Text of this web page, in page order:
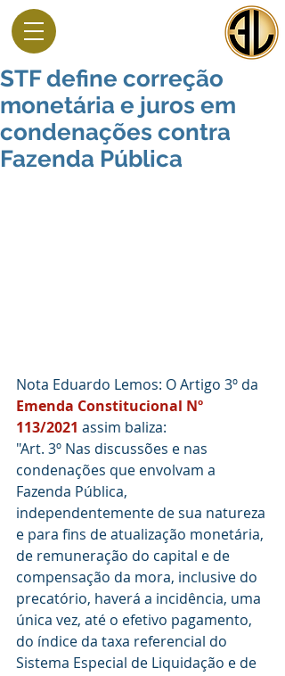
STF define correção
monetária e juros em
condenações contra
Fazenda Pública
Nota Eduardo Lemos: O Artigo 3º da
Emenda Constitucional Nº
113/2021 assim baliza:
"Art. 3º Nas discussões e nas
condenações que envolvam a
Fazenda Pública,
independentemente de sua natureza
e para fins de atualização monetária,
de remuneração do capital e de
compensação da mora, inclusive do
precatório, haverá a incidência, uma
única vez, até o efetivo pagamento,
do índice da taxa referencial do
Sistema Especial de Liquidação e de